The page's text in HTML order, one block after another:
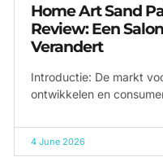
Home Art Sand
Review: Een
Verandert
Introductie: De markt
ontwikkelen en
4 June 2026